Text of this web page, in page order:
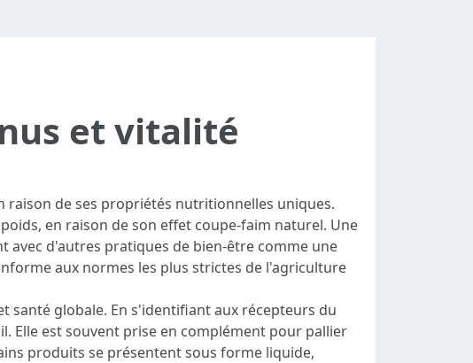
et vitalité
raison de ses propriétés nutritionnelles uniques.
en raison de son effet coupe-faim naturel. Une
d'autres pratiques de bien-être comme une
aux normes les plus strictes de l'agriculture
globale. En s'identifiant aux récepteurs du
Elle est souvent prise en complément pour pallier
produits se présentent sous forme liquide,